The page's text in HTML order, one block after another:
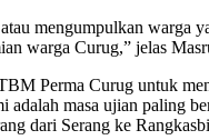
mengumpulkan
warga Curug,” jelas
Perma Curug untuk
masa ujian paling
dari Serang ke